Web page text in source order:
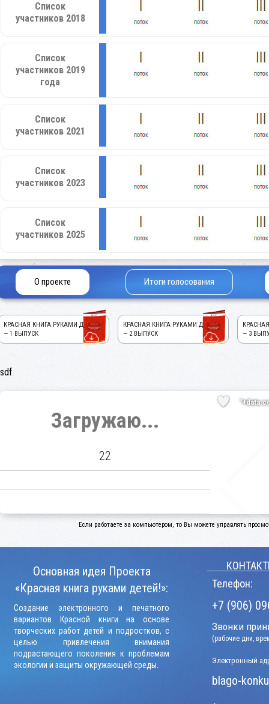
Список
участников 2018
Список
участников 2019
года
Список
участников 2021
Список
участников 2023
Список
участников 2025
О проекте Итоги голосования
КРАСНАЯ КНИГА РУКАМИ ДЕТЕЙ!
— 1 ВЫПУСК
КРАСНАЯ КНИГА РУКАМИ ДЕТЕЙ!
— 2 ВЫПУСК
— 3
sdf
Загружаю...
22
Если работаете за компьютером, то Вы можете управлять
Основная идея Проекта
«Красная книга руками детей!»:
Создание электронного и печатного
вариантов Красной книги на основе
творческих работ детей и подростков, с
целью привлечения внимания
подрастающего поколения к проблемам
экологии и защиты окружающей среды.
Телефон:
+7 (906)
Звонки
(рабочие дни,
Электронный
blago-